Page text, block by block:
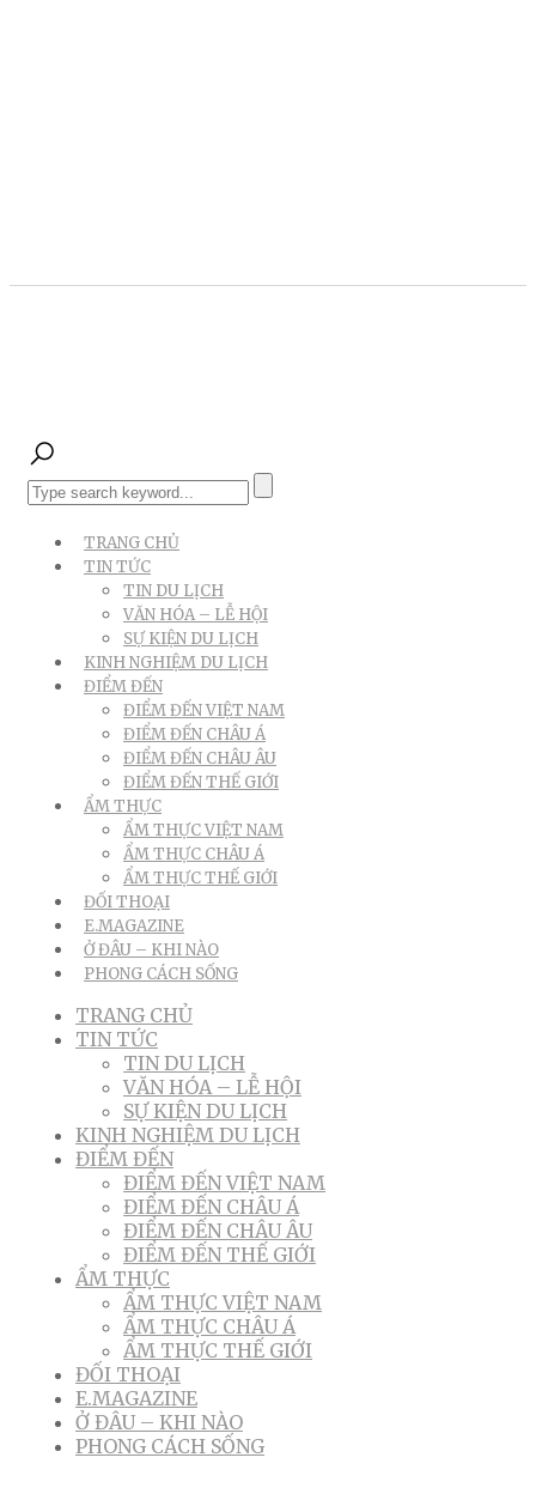
TRANG CHỦ
TIN TỨC
TIN DU LỊCH
VĂN HÓA – LỄ HỘI
SỰ KIỆN DU LỊCH
KINH NGHIỆM DU LỊCH
ĐIỂM ĐẾN
ĐIỂM ĐẾN VIỆT NAM
ĐIỂM ĐẾN CHÂU Á
ĐIỂM ĐẾN CHÂU ÂU
ĐIỂM ĐẾN THẾ GIỚI
ẨM THỰC
ẨM THỰC VIỆT NAM
ẨM THỰC CHÂU Á
ẨM THỰC THẾ GIỚI
ĐỐI THOẠI
E.MAGAZINE
Ở ĐÂU – KHI NÀO
PHONG CÁCH SỐNG
TRANG CHỦ
TIN TỨC
TIN DU LỊCH
VĂN HÓA – LỄ HỘI
SỰ KIỆN DU LỊCH
KINH NGHIỆM DU LỊCH
ĐIỂM ĐẾN
ĐIỂM ĐẾN VIỆT NAM
ĐIỂM ĐẾN CHÂU Á
ĐIỂM ĐẾN CHÂU ÂU
ĐIỂM ĐẾN THẾ GIỚI
ẨM THỰC
ẨM THỰC VIỆT NAM
ẨM THỰC CHÂU Á
ẨM THỰC THẾ GIỚI
ĐỐI THOẠI
E.MAGAZINE
Ở ĐÂU – KHI NÀO
PHONG CÁCH SỐNG